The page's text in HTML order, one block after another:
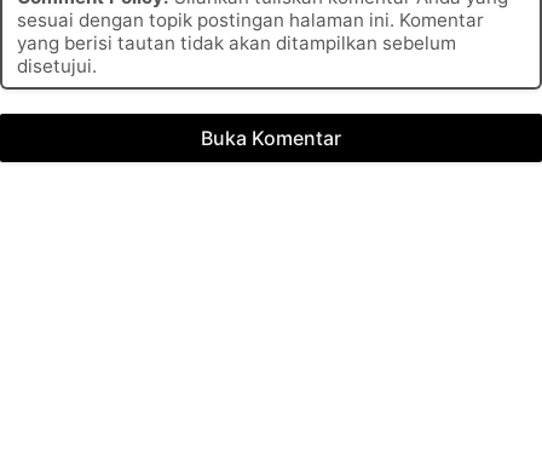
sesuai dengan topik postingan halaman ini. Komentar
yang berisi tautan tidak akan ditampilkan sebelum
disetujui.
Buka Komentar